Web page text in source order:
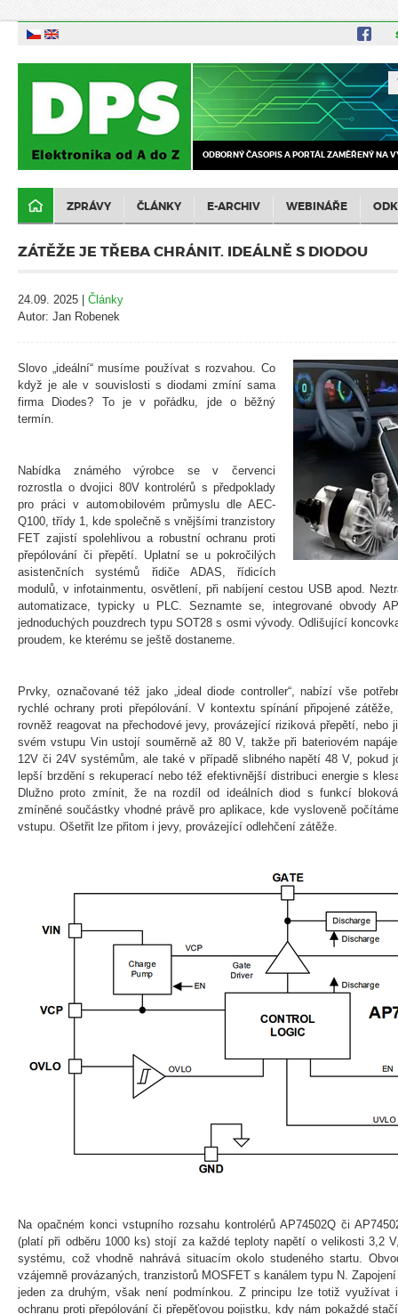
ODBORNÝ ČASOPIS A PORTÁL ZAMĚŘENÝ NA
ZPRÁVY ČLÁNKY E-ARCHIV WEBINÁŘE
ZÁTĚŽE JE TŘEBA CHRÁNIT. IDEÁLNĚ S DIODOU
24.09. 2025 | Články
Autor: Jan Robenek
Slovo „ideální“ musíme používat s rozvahou. Co
když je ale v souvislosti s diodami zmíní sama
firma Diodes? To je v pořádku, jde o běžný
termín.
Nabídka známého výrobce se v červenci
rozrostla o dvojici 80V kontrolérů s předpoklady
pro práci v automobilovém průmyslu dle AEC-
Q100, třídy 1, kde společně s vnějšími tranzistory
FET zajistí spolehlivou a robustní ochranu proti
přepólování či přepětí. Uplatní se u pokročilých
asistenčních systémů řidiče ADAS, řídicích
modulů, v infotainmentu, osvětlení, při nabíjení cestou USB apod.
automatizace, typicky u PLC. Seznamte se, integrované obvody
jednoduchých pouzdrech typu SOT28 s osmi vývody. Odlišující
proudem, ke kterému se ještě dostaneme.
Prvky, označované též jako „ideal diode controller“, nabízí vše
rychlé ochrany proti přepólování. V kontextu spínání připojené
rovněž reagovat na přechodové jevy, provázející riziková přepětí, nebo
svém vstupu Vin ustojí souměrně až 80 V, takže při bateriovém
12V či 24V systémům, ale také v případě slibného napětí 48 V, pokud
lepší brzdění s rekuperací nebo též efektivnější distribuci energie s
Dlužno proto zmínit, že na rozdíl od ideálních diod s funkcí
zmíněné součástky vhodné právě pro aplikace, kde vysloveně
vstupu. Ošetřit lze přitom i jevy, provázející odlehčení zátěže.
Na opačném konci vstupního rozsahu kontrolérů AP74502Q či
(platí při odběru 1000 ks) stojí za každé teploty napětí o velikosti 3,2
systému, což vhodně nahrává situacím okolo studeného startu.
vzájemně provázaných, tranzistorů MOSFET s kanálem typu N.
jeden za druhým, však není podmínkou. Z principu lze totiž
ochranu proti přepólování či přepěťovou pojistku, kdy nám pokaždé